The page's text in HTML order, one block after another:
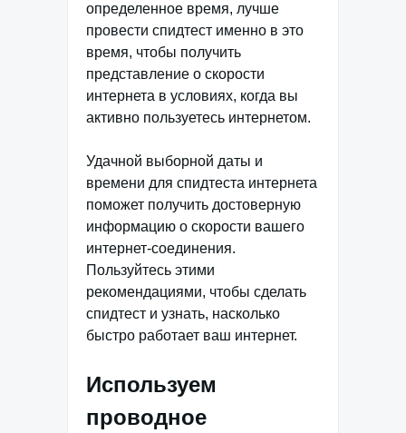
определенное время, лучше
провести спидтест именно в это
время, чтобы получить
представление о скорости
интернета в условиях, когда вы
активно пользуетесь интернетом.
Удачной выборной даты и
времени для спидтеста интернета
поможет получить достоверную
информацию о скорости вашего
интернет-соединения.
Пользуйтесь этими
рекомендациями, чтобы сделать
спидтест и узнать, насколько
быстро работает ваш интернет.
Используем
проводное